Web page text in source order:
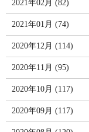
2021年02月 (82)
2021年01月 (74)
2020年12月 (114)
2020年11月 (95)
2020年10月 (117)
2020年09月 (117)